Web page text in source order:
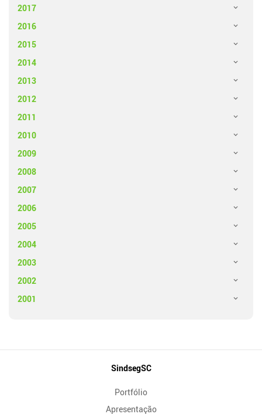
2017
2016
2015
2014
2013
2012
2011
2010
2009
2008
2007
2006
2005
2004
2003
2002
2001
SindsegSC
Portfólio
Apresentação